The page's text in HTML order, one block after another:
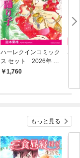
ハーレクインコミック
ス セット 2026年 vo
l.1060
1,760
ハ
もっと見る